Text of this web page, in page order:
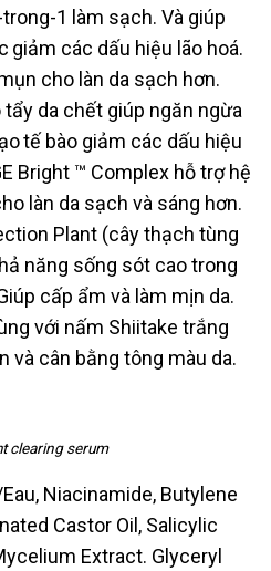
1 làm sạch. Và giúp
giảm các dấu hiệu lão hoá.
cho làn da sạch hơn.
da chết giúp ngăn ngừa
tế bào giảm các dấu hiệu
Bright ™ Complex hỗtrợ hệ
làn da sạch và sáng hơn.
Plant (cây thạch tùng
năng sống sót cao trong
cấp ẩm và làm mịn da.
với nấm Shiitake trắng
và cân bằng tông màu da.
clearing serum
Niacinamide, Butylene
Castor Oil, Salicylic
Extract. Glyceryl